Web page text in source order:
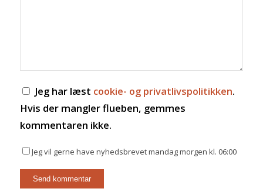
Menu
Jeg har læst cookie- og privatlivspolitikken.
Hvis der mangler flueben, gemmes
kommentaren ikke.
Jeg vil gerne have nyhedsbrevet mandag morgen kl. 06:00